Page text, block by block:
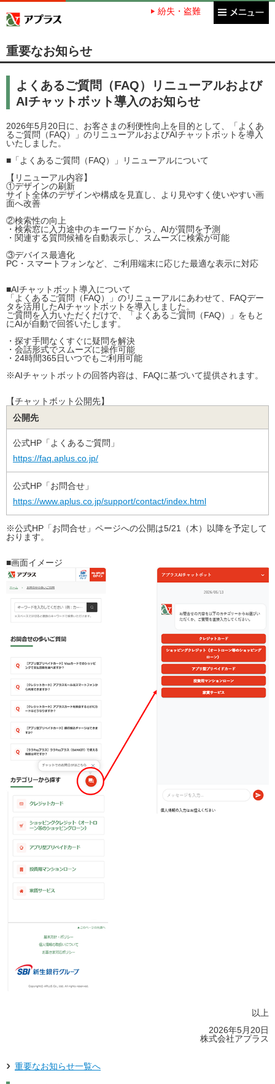
アプラス SBI新生銀行グループ紛失・盗難
重要なお知らせ
よくあるご質問（FAQ）リニューアルおよび
AIチャットボット導入のお知らせ
2026年5月20日に、お客さまの利便性向上を目的として、「よくあ
るご質問（FAQ）」のリニューアルおよびAIチャットボットを導入
いたしました。
■「よくあるご質問（FAQ）」リニューアルについて
【リニューアル内容】
①デザインの刷新
サイト全体のデザインや構成を見直し、より見やすく使いやすい画
面へ改善
②検索性の向上
・検索窓に入力途中のキーワードから、AIが質問を予測
・関連する質問候補を自動表示し、スムーズに検索が可能
③デバイス最適化
PC・スマートフォンなど、ご利用端末に応じた最適な表示に対応
■AIチャットボット導入について
「よくあるご質問（FAQ）」のリニューアルにあわせて、FAQデー
タを活用したAIチャットボットを導入しました。
ご質問を入力いただくだけで、「よくあるご質問（FAQ）」をもと
にAIが自動で回答いたします。
・探す手間なくすぐに疑問を解決
・会話形式でスムーズに操作可能
・24時間365日いつでもご利用可能
※AIチャットボットの回答内容は、FAQに基づいて提供されます。
【チャットボット公開先】
公開先
公式HP「よくあるご質問」
https://faq.aplus.co.jp/
公式HP「お問合せ」
https://www.aplus.co.jp/support/contact/index.html
※公式HP「お問合せ」ページへの公開は5/21（木）以降を予定して
おります。
■画面イメージ
以上
2026年5月20日
株式会社アプラス
重要なお知らせ一覧へ